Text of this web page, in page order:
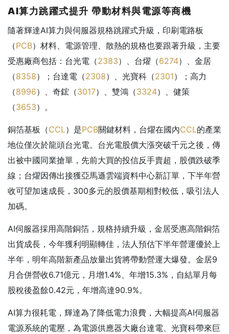
AI算力跳躍式提升 帶動材料與電源等商機
隨著輝達AI算力與伺服器規格跳躍式升級，印刷電路板
（PCB）材料、電源管理、散熱的規格也要跟著升級，主要
受惠廠商包括：台光電（2383）、台燿（6274）、金居
（8358）；台達電（2308）、光寶科（2301）；高力
（8996）、奇鋐（3017）、雙鴻（3324）、健策
（3653）。
銅箔基板（CCL）是PCB關鍵材料，台燿在國內CCL的產業
地位僅次於龍頭台光電。台光電股價大漲突破千元之後，傳
出被中國同業搶單，先前大買的投信反手賣超，股價跌破季
線；台燿因傳出接獲亞馬遜雲端資料中心新訂單，下半年營
收可望加速成長，300多元的股價基期相對較低，吸引法人
加碼。
AI伺服器採用高階銅箔，規格持續升級，金居受惠高階銅箔
出貨成長，今年獲利明顯轉佳，法人預估下半年營運優於上
半年，明年高階新產品放量出貨將帶動營運大爆發。金居9
月合併營收6.71億元，月增1.4%、年增15.3%，自結單月每
股稅後盈餘0.42元，年增高達90.9%。
AI算力很耗電，輝達為了降低電力浪費，大幅提高AI伺服器
電源系統的電壓，為電源供應器大廠台達電、光寶科帶來巨